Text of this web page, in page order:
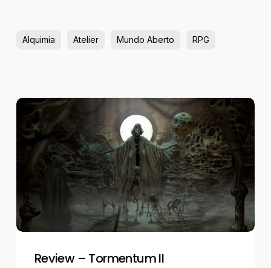
Alquimia Atelier Mundo Aberto RPG
Review
Tormentum
Review – Tormentum II